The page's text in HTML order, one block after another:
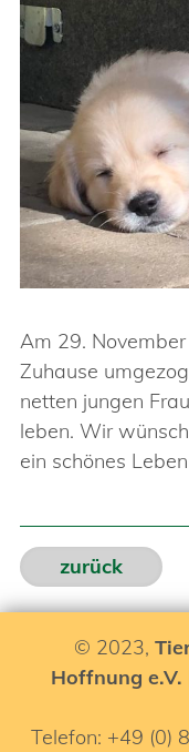
Am 29.
Zuhause
netten jungen
leben. Wir
ein schönes
zurück
© 2023,
Hoffnung e.V.
Telefon: +49 (0)